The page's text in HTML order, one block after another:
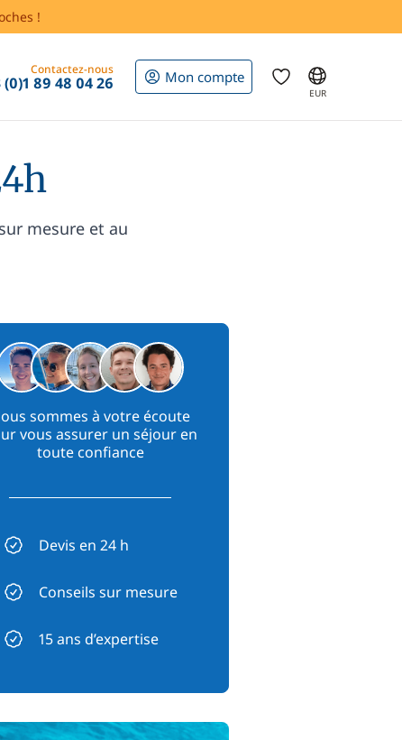
!
Contactez-nous
(0)1 89 48 04 26 Mon compte
EUR
mesure et au
sommes à votre écoute
vous assurer un séjour en
toute confiance
Devis en 24 h
Conseils sur mesure
15 ans d’expertise